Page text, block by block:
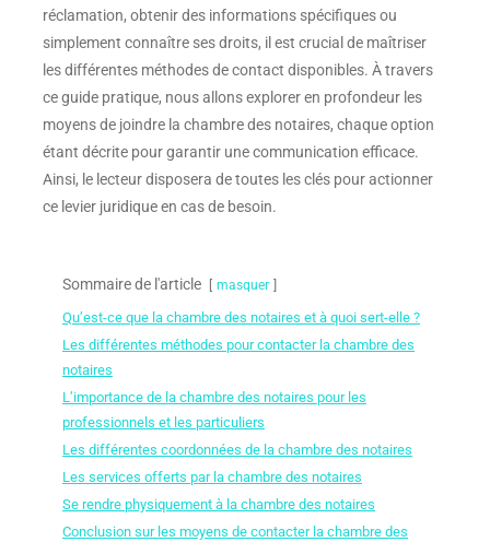
réclamation, obtenir des informations spécifiques ou
simplement connaître ses droits, il est crucial de maîtriser
les différentes méthodes de contact disponibles. À travers
ce guide pratique, nous allons explorer en profondeur les
moyens de joindre la chambre des notaires, chaque option
étant décrite pour garantir une communication efficace.
Ainsi, le lecteur disposera de toutes les clés pour actionner
ce levier juridique en cas de besoin.
Sommaire de l'article masquer
Qu’est-ce que la chambre des notaires et à quoi sert-elle ?
Les différentes méthodes pour contacter la chambre des
notaires
L’importance de la chambre des notaires pour les
professionnels et les particuliers
Les différentes coordonnées de la chambre des notaires
Les services offerts par la chambre des notaires
Se rendre physiquement à la chambre des notaires
Conclusion sur les moyens de contacter la chambre des